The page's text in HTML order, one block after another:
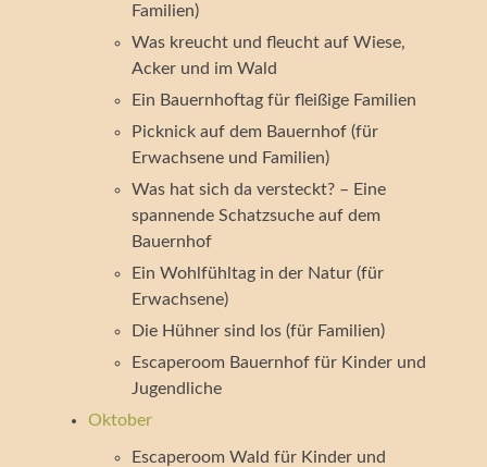
Familien)
Was kreucht und fleucht auf Wiese,
Acker und im Wald
Ein Bauernhoftag für fleißige Familien
Picknick auf dem Bauernhof (für
Erwachsene und Familien)
Was hat sich da versteckt? – Eine
spannende Schatzsuche auf dem
Bauernhof
Ein Wohlfühltag in der Natur (für
Erwachsene)
Die Hühner sind los (für Familien)
Escaperoom Bauernhof für Kinder und
Jugendliche
Oktober
Escaperoom Wald für Kinder und